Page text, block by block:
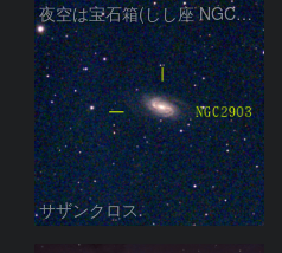
夜空は宝石箱(しし座 NGC2903) Seestar50
サザンクロス